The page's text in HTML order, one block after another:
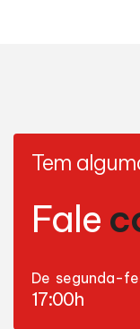
Tem
Fale
De segunda-
17:00h